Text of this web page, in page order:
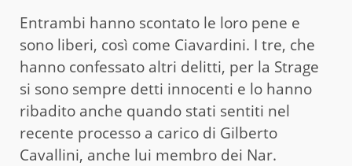
Entrambi hanno scontato le loro pene e
sono liberi, così come Ciavardini. I tre, che
hanno confessato altri delitti, per la Strage
si sono sempre detti innocenti e lo hanno
ribadito anche quando stati sentiti nel
recente processo a carico di Gilberto
Cavallini, anche lui membro dei Nar.